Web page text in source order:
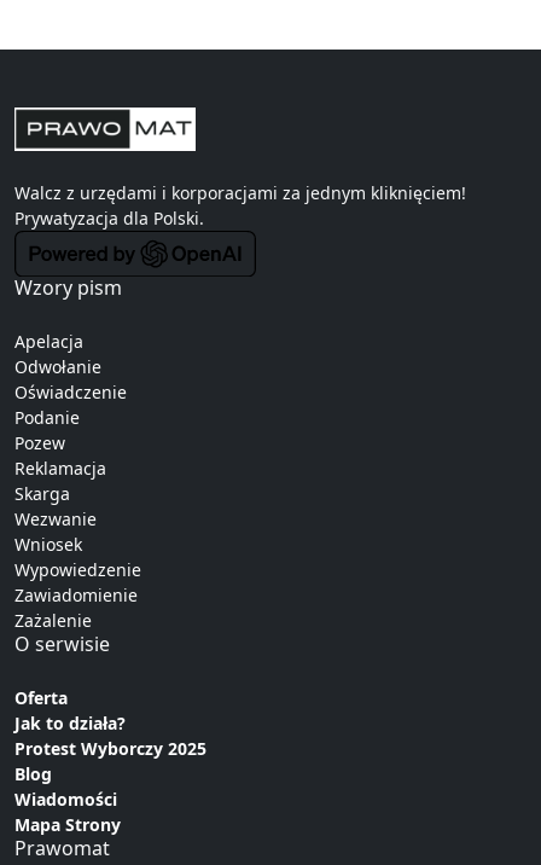
Walcz z urzędami i korporacjami za jednym kliknięciem!
Prywatyzacja dla Polski.
Wzory pism
Apelacja
Odwołanie
Oświadczenie
Podanie
Pozew
Reklamacja
Skarga
Wezwanie
Wniosek
Wypowiedzenie
Zawiadomienie
Zażalenie
O serwisie
Oferta
Jak to działa?
Protest Wyborczy 2025
Blog
Wiadomości
Mapa Strony
Prawomat